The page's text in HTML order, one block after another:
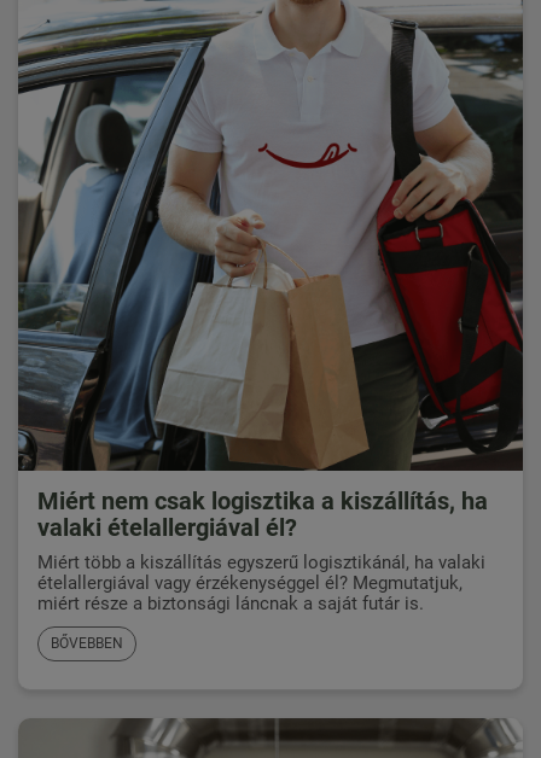
Miért nem csak logisztika a kiszállítás, ha
valaki ételallergiával él?
Miért több a kiszállítás egyszerű logisztikánál, ha valaki
ételallergiával vagy érzékenységgel él? Megmutatjuk,
miért része a biztonsági láncnak a saját futár is.
BŐVEBBEN